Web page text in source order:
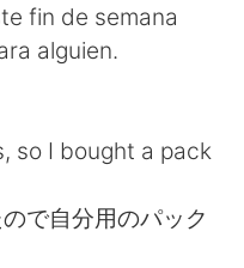
fin de semana
alguien.
so I bought a pack
で自分用のパック